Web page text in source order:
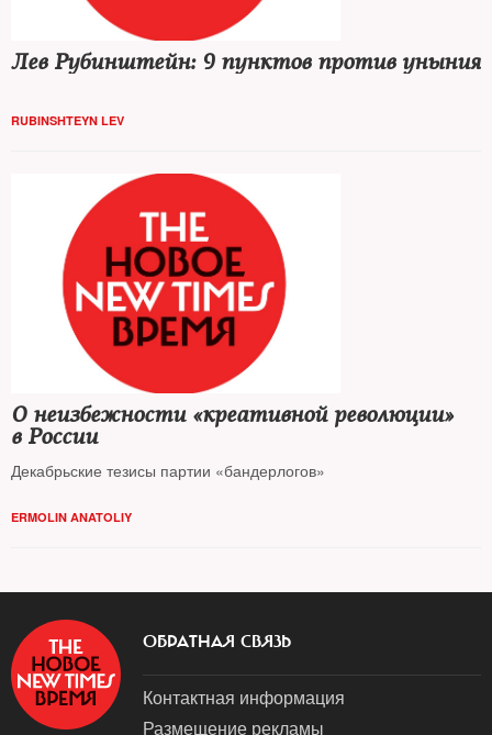
Лев Рубинштейн: 9 пунктов против уныния
RUBINSHTEYN LEV
О неизбежности «креативной революции»
в России
Декабрьские тезисы партии «бандерлогов»
ERMOLIN ANATOLIY
ОБРАТНАЯ СВЯЗЬ
Контактная информация
Размещение рекламы